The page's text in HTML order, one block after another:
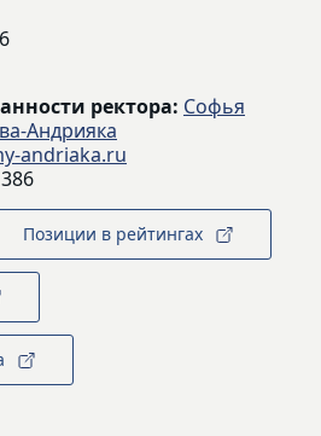
ректора: Софья
Андрияка
andriaka.ru
Позиции в рейтингах